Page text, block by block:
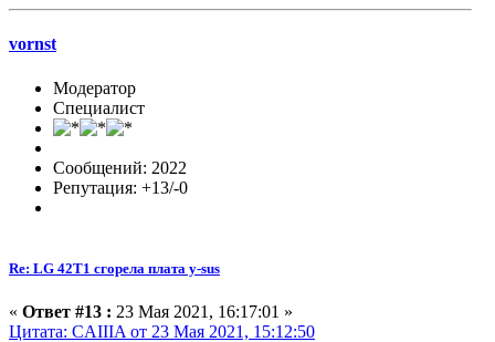
vornst
Модератор
Специалист
Сообщений: 2022
Репутация: +13/-0
Re: LG 42T1 сгорела плата y-sus
« Ответ #13 : 23 Мая 2021, 16:17:01 »
Цитата: CAIIIA от 23 Мая 2021, 15:12:50